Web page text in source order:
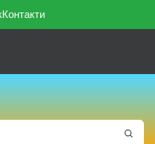
Контакти